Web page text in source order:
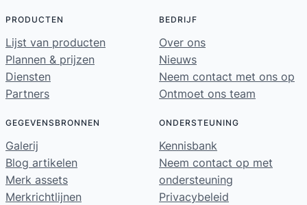
PRODUCTEN
Lijst van producten
Plannen & prijzen
Diensten
Partners
BEDRIJF
Over ons
Nieuws
Neem contact met ons op
Ontmoet ons team
GEGEVENSBRONNEN
Galerij
Blog artikelen
Merk assets
Merkrichtlijnen
ONDERSTEUNING
Kennisbank
Neem contact op met
ondersteuning
Privacybeleid